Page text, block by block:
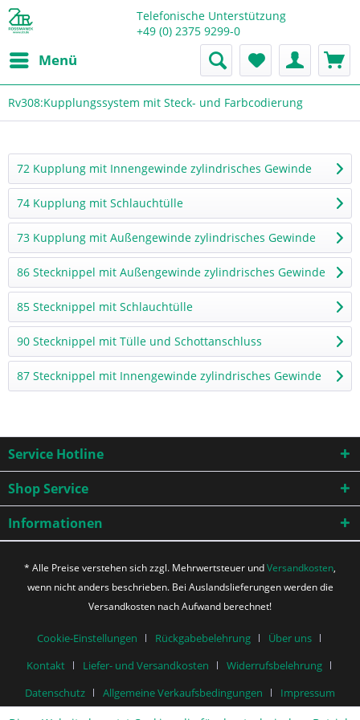
Telefonische Unterstützung
+49 (0) 2375 9299-0
Menü
Rv308:Kupplungssystem mit Steck- und Farbcodierung
72 Kupplung mit Innengewinde zylindrisches Gewinde
74 Kupplung mit Schlauchtülle
73 Kupplung mit Außengewinde zylindrisches Gewinde
86 Stecknippel mit Außengewinde zylindrisches Gewinde
85 Stecknippel mit Schlauchtülle
90 Stecknippel mit Tülle und Schottanschluss
87 Stecknippel mit Innengewinde zylindrisches Gewinde
Service Hotline
Shop Service
Informationen
* Alle Preise verstehen sich zzgl. Mehrwertsteuer undVersandkosten,
wenn nicht anders beschrieben. Bei Auslandslieferungen werden die
Versandkosten nach Aufwand berechnet!
Cookie-Einstellungen Rückgabebelehrung
Über uns
Kontakt
Liefer- und Versandkosten
Widerrufsbelehrung
Datenschutz
Allgemeine Verkaufsbedingungen Impressum